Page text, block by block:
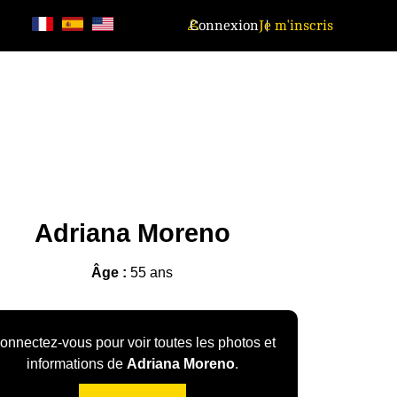
ConnexionJe m'inscris
Adriana Moreno
Âge : 55 ans
vous pour voir toutes les photos et
informations de Adriana Moreno.